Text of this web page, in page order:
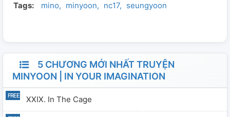
Tags: mino minyoon nc17 seungyoon
5 CHƯƠNG MỚI NHẤT TRUYỆN
MINYOON | IN YOUR IMAGINATION
XXIX. In The Cage